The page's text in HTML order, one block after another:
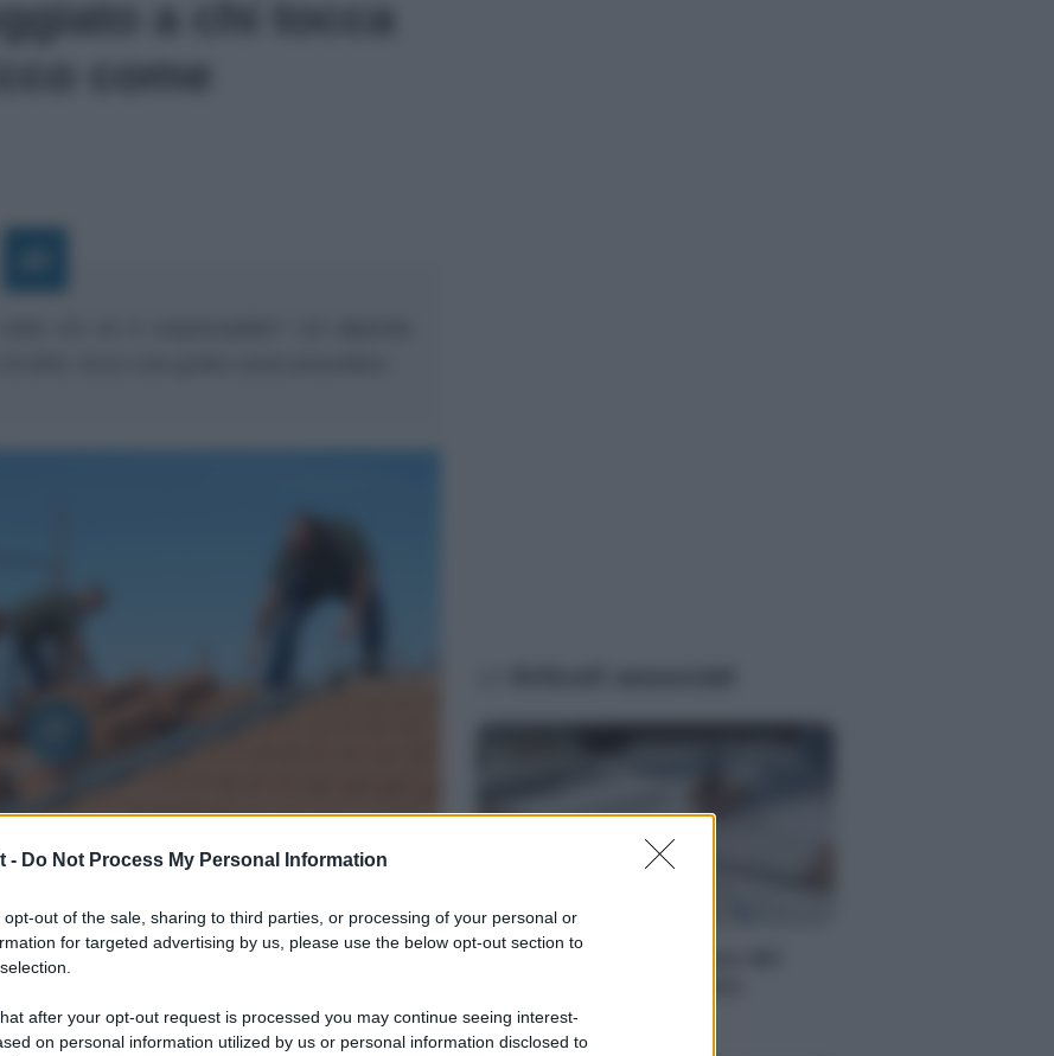
- Do Not Process My Personal Information
opt-out of the sale, sharing to third parties, or processing of your personal or
for targeted advertising by us, please use the below opt-out section to
after your opt-out request is processed you may continue seeing interest-
on personal information utilized by us or personal information disclosed to
a chi tocca
come
AFFARI
indipendente